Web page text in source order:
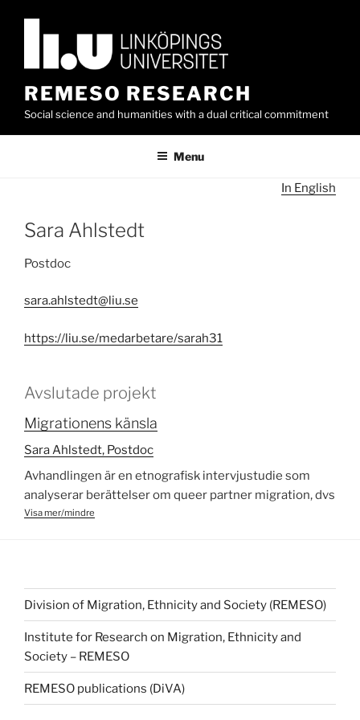
REMESO RESEARCH
Social science and humanities with a dual critical commitment
Menu
In English
Sara Ahlstedt
Postdoc
sara.ahlstedt@liu.se
https://liu.se/medarbetare/sarah31
Avslutade projekt
Migrationens känsla
Sara Ahlstedt, Postdoc
Avhandlingen är en etnografisk intervjustudie som
analyserar berättelser om queer partner migration, dvs
en familjeåterföreningsmigration där en partner i ett
/eller könsidentitet. Syftet är att undersöka hur queera
partnermigranter och deras icke-migrerande svenska
partners upplever migrationsprocessen genom att
analysera vad känslor “gör” i förhållandet samt hur
känslor strukturerar migrationsprocessen. Studien
analyserar arbetet tre olika känslor – kärlek, förlust och
tillhörighet – utför i dessa migrationsprocesser och
Visa mer/mindre
Division of Migration, Ethnicity and Society (REMESO)
Institute for Research on Migration, Ethnicity and
Society – REMESO
REMESO publications (DiVA)